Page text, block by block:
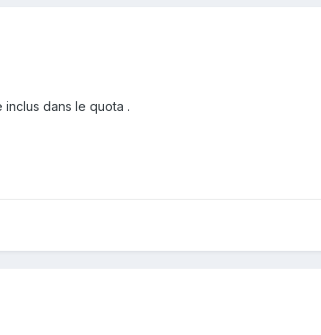
dans le quota .